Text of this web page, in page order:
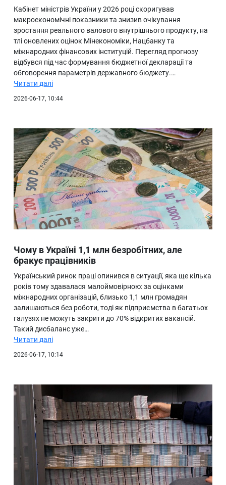
Кабінет міністрів України у 2026 році скоригував
макроекономічні показники та знизив очікування
зростання реального валового внутрішнього продукту, на
тлі оновлених оцінок Мінекономіки, Нацбанку та
міжнародних фінансових інституцій. Перегляд прогнозу
відбувся під час формування бюджетної декларації та
обговорення параметрів державного бюджету.…
Читати далі
2026-06-17, 10:44
Чому в Україні 1,1 млн безробітних, але
бракує працівників
Український ринок праці опинився в ситуації, яка ще кілька
років тому здавалася малоймовірною: за оцінками
міжнародних організацій, близько 1,1 млн громадян
залишаються без роботи, тоді як підприємства в багатьох
галузях не можуть закрити до 70% відкритих вакансій.
Такий дисбаланс уже…
Читати далі
2026-06-17, 10:14